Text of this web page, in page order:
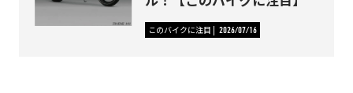
このバイクに注目 2026/07/16